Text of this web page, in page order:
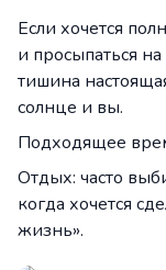
Если хочется
и просыпаться
тишина
солнце и вы.
Подходящее
Отдых: часто
когда хочется
жизнь».